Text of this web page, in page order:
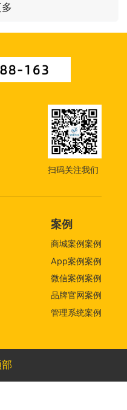
开发 ，里面的内容并不多，
扫码关注我们
案例
商城案例案例
App案例案例
微信案例案例
品牌官网案例
管理系统案例